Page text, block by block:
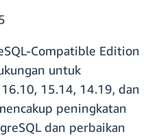
Compatible Edition
untuk
15.14, 14.19, dan
peningkatan
dan perbaikan